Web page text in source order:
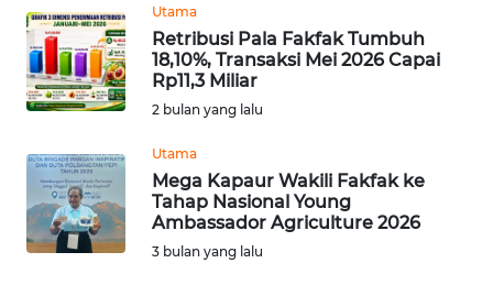
Utama
Retribusi Pala Fakfak Tumbuh
18,10%, Transaksi Mei 2026 Capai
Rp11,3 Miliar
2 bulan yang lalu
Utama
Mega Kapaur Wakili Fakfak ke
Tahap Nasional Young
Ambassador Agriculture 2026
3 bulan yang lalu
NTB
WN
SULTENG
WN
SULBAR
WN
BABEL